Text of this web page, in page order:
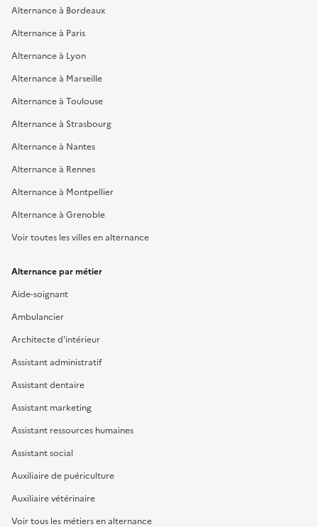
Alternance à Bordeaux
Alternance à Paris
Alternance à Lyon
Alternance à Marseille
Alternance à Toulouse
Alternance à Strasbourg
Alternance à Nantes
Alternance à Rennes
Alternance à Montpellier
Alternance à Grenoble
Voir toutes les villes en alternance
Alternance par métier
Aide-soignant
Ambulancier
Architecte d'intérieur
Assistant administratif
Assistant dentaire
Assistant marketing
Assistant ressources humaines
Assistant social
Auxiliaire de puériculture
Auxiliaire vétérinaire
Voir tous les métiers en alternance